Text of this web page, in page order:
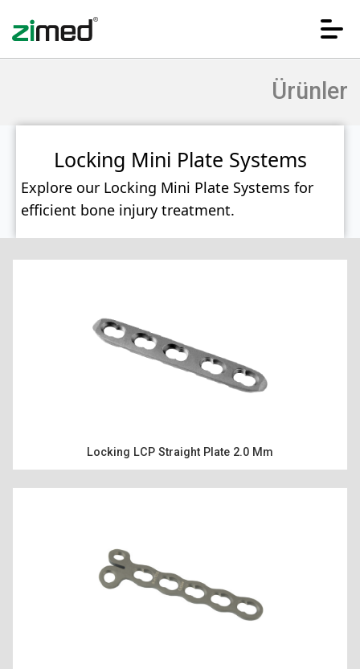
Ürünler
Locking Mini Plate Systems
Explore our Locking Mini Plate Systems for
efficient bone injury treatment.
Locking LCP Straight Plate 2.0 Mm